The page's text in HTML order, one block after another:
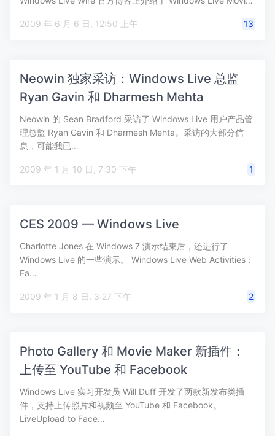
2009 年 6 月 6 日, 12:50 上午 13
Neowin 独家采访：Windows Live 总监
Ryan Gavin 和 Dharmesh Mehta
Neowin 的 Sean Bradford 采访了 Windows Live 用户产品管
理总监 Ryan Gavin 和 Dharmesh Mehta。采访的大部分信
息，可能我已…
2009 年 1 月 10 日, 7:30 下午 1
CES 2009 — Windows Live
Charlotte Jones 在 Windows 7 演示结束后，还进行了
Windows Live 的一些演示。 Windows Live Web Activities：
Fa…
2009 年 1 月 8 日, 3:27 下午 2
Photo Gallery 和 Movie Maker 新插件：
上传至 YouTube 和 Facebook
Windows Live 实习开发员 Will Duff 开发了两款新发布类插
件，支持上传照片和视频至 YouTube 和 Facebook。
LiveUpload to Face…